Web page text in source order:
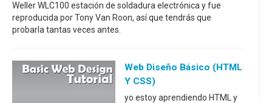
Weller WLC100 estación de soldadura electrónica y fue
reproducida por Tony Van Roon, así que tendrás que
probarla tantas veces antes.
Web Diseño Básico (HTML
Y CSS)
yo estoy aprendiendo HTML y